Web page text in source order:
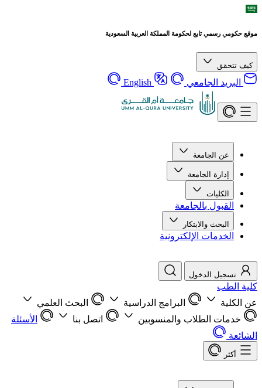
موقع حكومي رسمي تابع لحكومة المملكة العربية السعودية
كيف تتحقق
البريد الجامعي English
عن الجامعة
إدارة الجامعة
الكليات
القبول بالجامعة
البحث والابتكار
الخدمات الإلكترونية
تسجيل الدخول
كلية الطب
عن الكلية
البرامج الدراسية
البحث العلمي
خدمات الطلاب والمنسوبين
اتصل بنا
الأسئلة
الشائعة
أكثر